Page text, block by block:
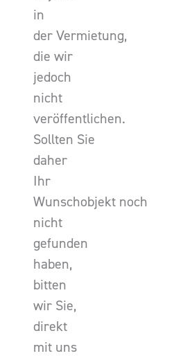
in
der Vermietung,
die wir
jedoch
nicht
veröffentlichen.
Sollten Sie
daher
Ihr
Wunschobjekt noch
nicht
gefunden
haben,
bitten
wir Sie,
direkt
mit uns